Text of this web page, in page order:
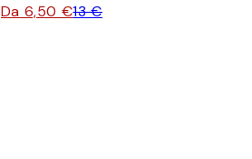
Da 6,50 €13 €